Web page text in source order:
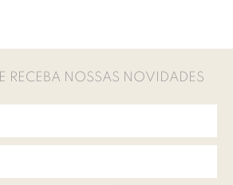
E RECEBA NOSSAS NOVIDADES